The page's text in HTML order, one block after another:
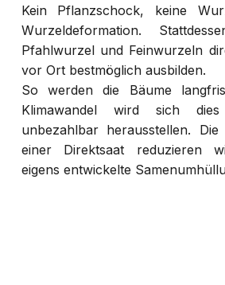
Kein Pflanzschock, keine
Wurzeldeformation.
Pfahlwurzel und Feinwurzeln
vor Ort bestmöglich ausbilden.
So werden die Bäume
Klimawandel wird sich
unbezahlbar herausstellen. Die
einer Direktsaat reduzieren
eigens entwickelte